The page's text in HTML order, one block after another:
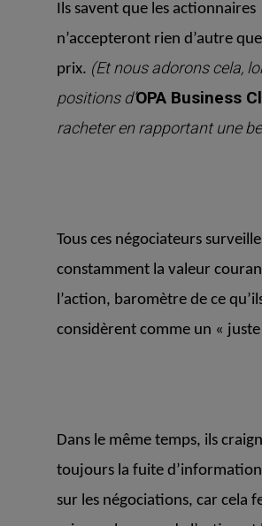
Ils savent que les actionnaires
n’accepteront rien d’autre
prix. (Et nous adorons cela,
positions d’OPA Business
racheter en rapportant une
Tous ces négociateurs
constamment la valeur
l’action, baromètre de ce
considèrent comme un «
Dans le même temps, ils
toujours la fuite
sur les négociations, car cela